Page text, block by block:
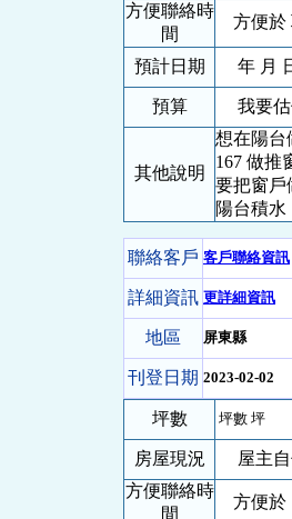
方便聯絡時
間
方便於
預計日期 年 月
預算 我要估
其他說明
想在陽台
167 做推
要把窗戶
陽台積水
聯絡客戶 客戶聯絡資訊
詳細資訊 更詳細資訊
地區 屏東縣
刊登日期 2023-02-02
坪數 坪數 坪
房屋現況
屋主自
方便聯絡時
間
方便於